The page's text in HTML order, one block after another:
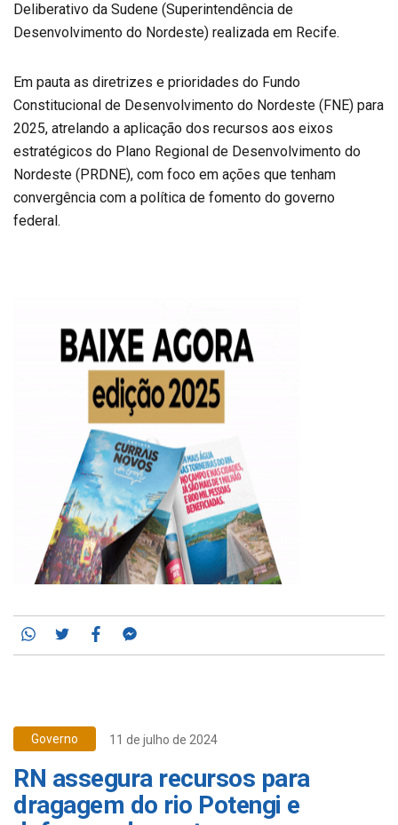
Deliberativo da Sudene (Superintendência de
Desenvolvimento do Nordeste) realizada em Recife.
Em pauta as diretrizes e prioridades do Fundo
Constitucional de Desenvolvimento do Nordeste (FNE) para
2025, atrelando a aplicação dos recursos aos eixos
estratégicos do Plano Regional de Desenvolvimento do
Nordeste (PRDNE), com foco em ações que tenham
convergência com a política de fomento do governo
federal.
Whatsapp
TwitterFacebook
Governo 11 de julho de 2024
RN assegura recursos para
dragagem do rio Potengi e